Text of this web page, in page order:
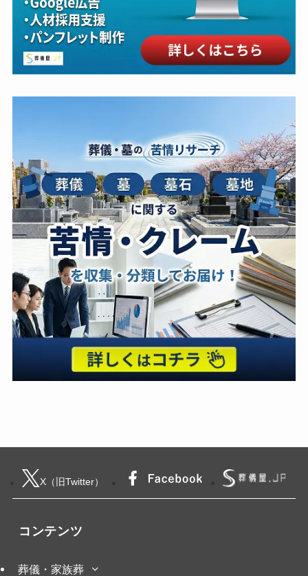
X（旧Twitter）
コンテンツ
葬儀・家族葬